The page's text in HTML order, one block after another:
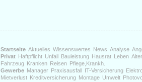
Startseite Aktuelles Wissenswertes News Analyse
Privat Haftpflicht Unfall Bauleistung Hausrat Leben
Fahrzeug Kranken Reisen Pflege,Krankh.
Gewerbe Manager Praxisausfall IT-Versicherung
Mietverlust Kreditversicherung Montage Umwelt